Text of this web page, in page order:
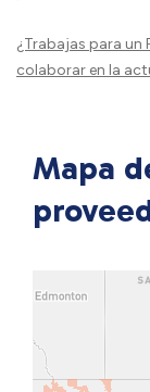
¿Trabajas para un
colaborar en la
Mapa